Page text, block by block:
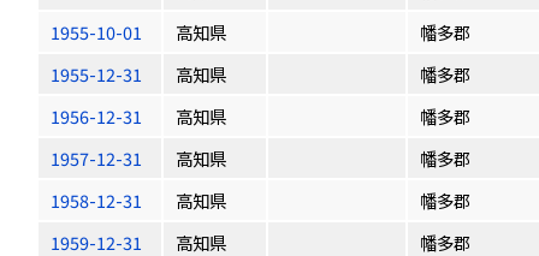
1955-10-01
高知県
幡多郡
1955-12-31
高知県
幡多郡
1956-12-31
高知県
幡多郡
1957-12-31
高知県
幡多郡
1958-12-31
高知県
幡多郡
1959-12-31
高知県
幡多郡